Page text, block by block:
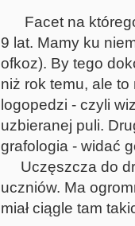
Facet na którego
9 lat. Mamy ku
ofkoz). By tego
niż rok temu, ale
logopedzi - czyli
uzbieranej puli.
grafologia - widać
Uczęszcza do
uczniów. Ma
miał ciągle tam